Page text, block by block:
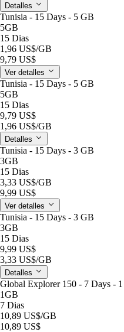
Detalles
Tunisia - 15 Days - 5 GB
5GB
15 Dias
1,96 US$/GB
9,79 US$
Ver detalles
Tunisia - 15 Days - 5 GB
5GB
15 Dias
9,79 US$
1,96 US$/GB
Detalles
Tunisia - 15 Days - 3 GB
3GB
15 Dias
3,33 US$/GB
9,99 US$
Ver detalles
Tunisia - 15 Days - 3 GB
3GB
15 Dias
9,99 US$
3,33 US$/GB
Detalles
Global Explorer 150 - 7 Days -
1GB
7 Dias
10,89 US$/GB
10,89 US$